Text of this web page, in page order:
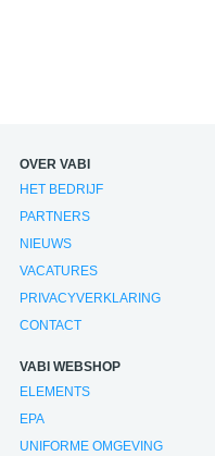
OVER VABI
HET BEDRIJF
PARTNERS
NIEUWS
VACATURES
PRIVACYVERKLARING
CONTACT
VABI WEBSHOP
ELEMENTS
EPA
UNIFORME OMGEVING